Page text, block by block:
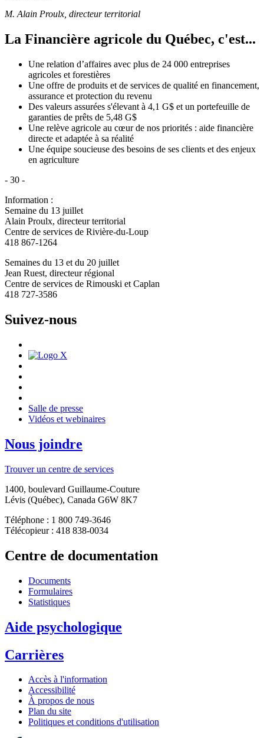
M. Alain Proulx, directeur territorial
La Financière agricole du Québec, c'est...
Une relation d’affaires avec plus de 24 000 entreprises
agricoles et forestières
Une offre de produits et de services de qualité en financement,
assurance et protection du revenu
Des valeurs assurées s'élevant à 4,1 G$ et un portefeuille de
garanties de prêts de 5,48 G$
Une relève agricole au cœur de nos priorités : aide financière
directe et adaptée à sa réalité
Une équipe soucieuse des besoins de ses clients et des enjeux
en agriculture
- 30 -
Information :
Semaine du 13 juillet
Alain Proulx, directeur territorial
Centre de services de Rivière-du-Loup
418 867-1264
Semaines du 13 et du 20 juillet
Jean Ruest, directeur régional
Centre de services de Rimouski et Caplan
418 727-3586
Suivez-nous
Salle de presse
Vidéos et webinaires
Nous joindre
Trouver un centre de services
1400, boulevard Guillaume-Couture
Lévis (Québec), Canada G6W 8K7
Téléphone : 1 800 749-3646
Télécopieur : 418 838-0034
Centre de documentation
Documents
Formulaires
Statistiques
Aide psychologique
Carrières
Accès à l'information
Accessibilité
À propos de nous
Plan du site
Politiques et conditions d'utilisation